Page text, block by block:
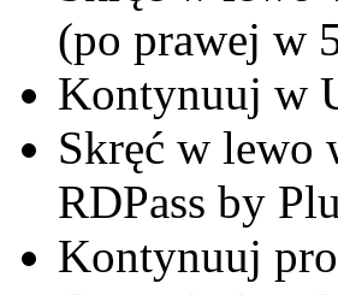
(po prawej w
Kontynuuj w
Skręć w lewo
RDPass by
Kontynuuj